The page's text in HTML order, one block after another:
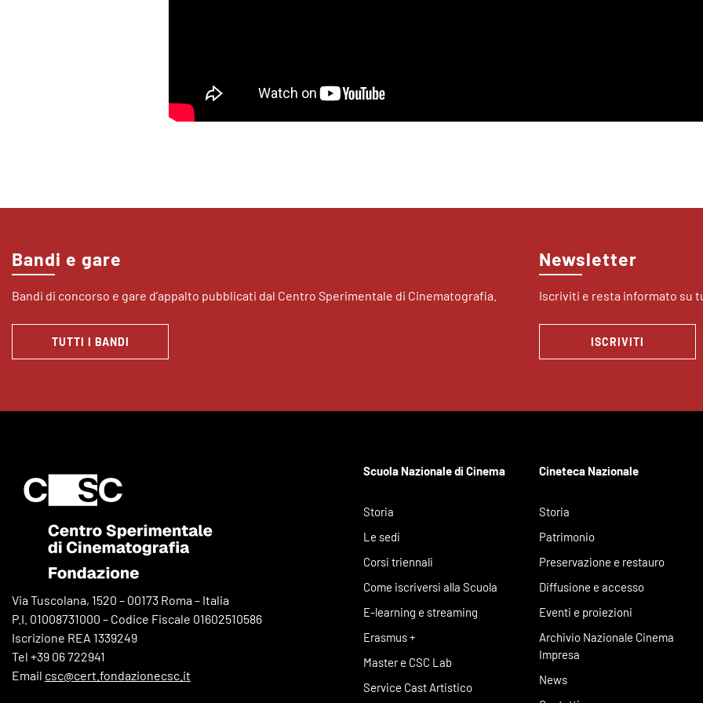
Bandi e gare
Bandi di concorso e gare d’appalto pubblicati dal Centro Sperimentale di Cinematografia.
TUTTI I BANDI
Newsletter
Iscriviti e resta informato su
ISCRIVITI
Via Tuscolana, 1520 – 00173 Roma – Italia
P.I. 01008731000 – Codice Fiscale 01602510586
Iscrizione REA 1339249
Tel +39 06 722941
Email csc@cert.fondazionecsc.it
Scuola Nazionale di Cinema
Storia
Le sedi
Corsi triennali
Come iscriversi alla Scuola
E-learning e streaming
Erasmus +
Master e CSC Lab
Service Cast Artistico
Cineteca Nazionale
Storia
Patrimonio
Preservazione e restauro
Diffusione e accesso
Eventi e proiezioni
Archivio Nazionale Cinema
Impresa
News